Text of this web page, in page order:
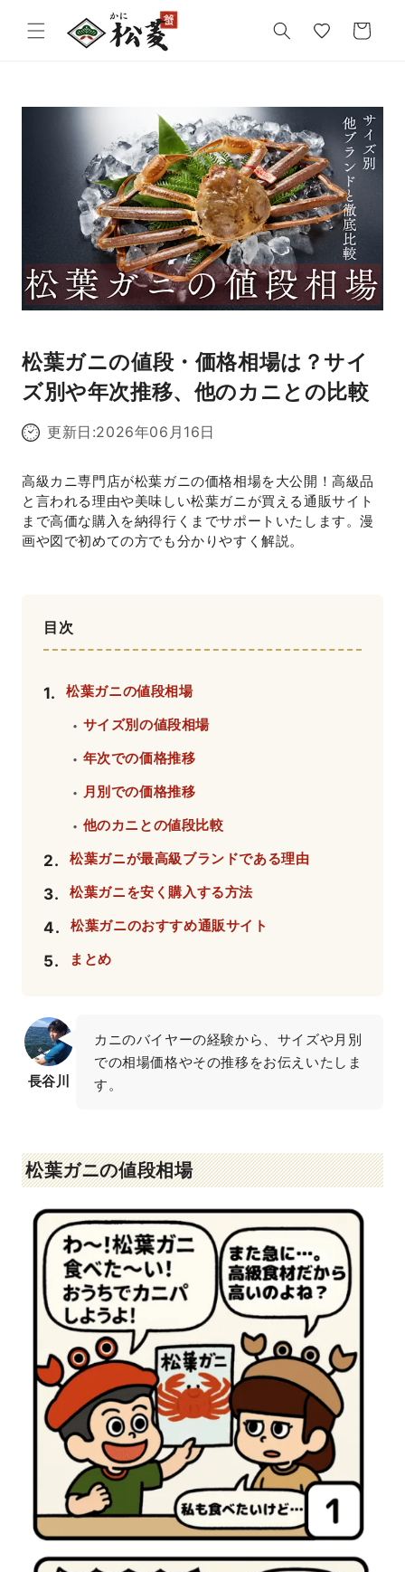
に
ー
松葉ガニの値段・価格相場は？サイ
ズ別や年次推移、他のカニとの比較
更新日:2026年06月16日
高級カニ専門店が松葉ガニの価格相場を大公開！高級品
と言われる理由や美味しい松葉ガニが買える通販サイト
まで高価な購入を納得行くまでサポートいたします。漫
画や図で初めての方でも分かりやすく解説。
目次
1. 松葉ガニの値段相場
・ サイズ別の値段相場
・ 年次での価格推移
・ 月別での価格推移
・ 他のカニとの値段比較
2. 松葉ガニが最高級ブランドである理由
3. 松葉ガニを安く購入する方法
4. 松葉ガニのおすすめ通販サイト
5. まとめ
長谷川
カニのバイヤーの経験から、サイズや月別
での相場価格やその推移をお伝えいたしま
す。
松葉ガニの値段相場